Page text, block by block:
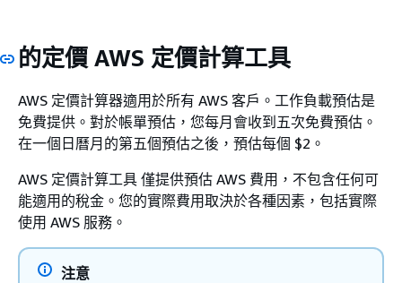
的定價 AWS 定價計算工具
AWS 定價計算器適用於所有 AWS 客戶。工作負載預估是
免費提供。對於帳單預估，您每月會收到五次免費預估。
在一個日曆月的第五個預估之後，預估每個 $2。
AWS 定價計算工具 僅提供預估 AWS 費用，不包含任何可
能適用的稅金。您的實際費用取決於各種因素，包括實際
使用 AWS 服務。
注意